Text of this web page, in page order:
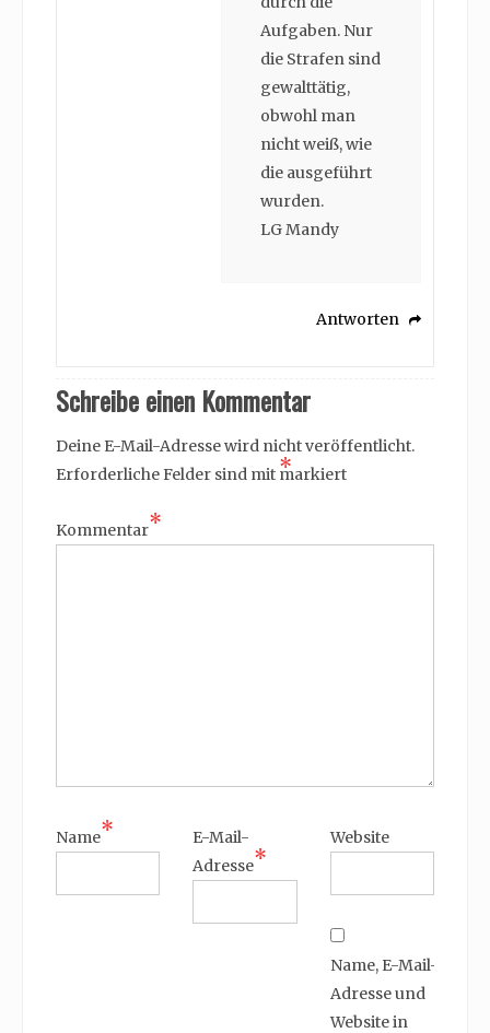
Aufgaben. Nur
die Strafen sind
gewalttätig,
obwohl man
nicht weiß, wie
die ausgeführt
wurden.
LG Mandy
Antworten
Schreibe einen Kommentar
Deine E-Mail-Adresse wird nicht veröffentlicht.
Erforderliche Felder sind mit *
markiert
Kommentar*
Name*
E-Mail-
Adresse*
Website
Name, E-Mail-
Adresse und
Website in